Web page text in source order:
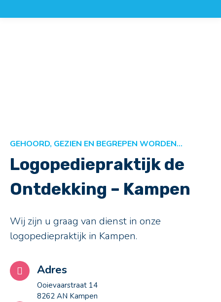
GEHOORD, GEZIEN EN BEGREPEN WORDEN…
Logopediepraktijk de
Ontdekking – Kampen
Wij zijn u graag van dienst in onze
logopediepraktijk in Kampen.
Adres
Ooievaarstraat 14
8262 AN Kampen